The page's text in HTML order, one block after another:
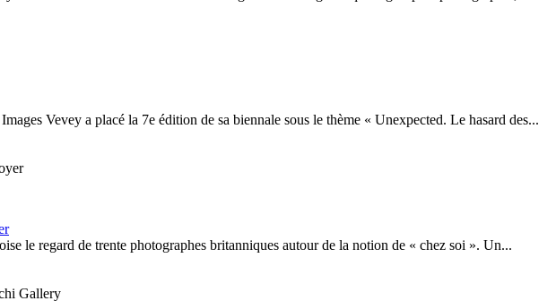
Vevey a placé la 7e édition de sa biennale sous le thème « Unexpected. Le hasard des...
le regard de trente photographes britanniques autour de la notion de « chez soi ». Un...